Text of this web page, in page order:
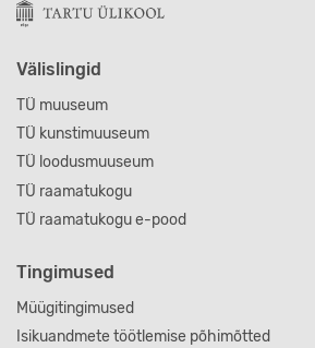
Välislingid
TÜ muuseum
TÜ kunstimuuseum
TÜ loodusmuuseum
TÜ raamatukogu
TÜ raamatukogu e-pood
Tingimused
Müügitingimused
Isikuandmete töötlemise põhimõtted